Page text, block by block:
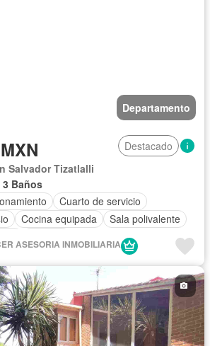
Departamento
Destacado
Salvador Tizatlalli
3 Baños
Cuarto de servicio
Cocina equipada
Sala polivalente
Agua
por cable
Despacho
Caseta de vigilancia Sin amueblar
ASESORIA INMOBILIARIA